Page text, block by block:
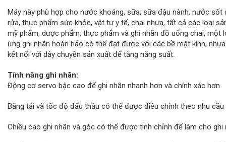
Máy này phù hợp cho nước khoáng, sữa, sữa đậu nành, nước sốt
rửa, thực phẩm sức khỏe, vật tư y tế, chai nhựa, tất cả các loại
mỹ phẩm, dược phẩm, thực phẩm và ghi nhãn đồ uống chai, một
ứng ghi nhãn hoàn hảo có thể đạt được với các bề mặt kính,
kết nối với dây chuyền sản xuất để tăng năng suất.
Tính năng ghi nhãn:
Động cơ servo bậc cao để ghi nhãn nhanh hơn và chính xác hơn
Băng tải và tốc độ đấu thầu có thể được điều chỉnh theo nhu
Chiều cao ghi nhãn và góc có thể được tinh chỉnh để làm cho ghi